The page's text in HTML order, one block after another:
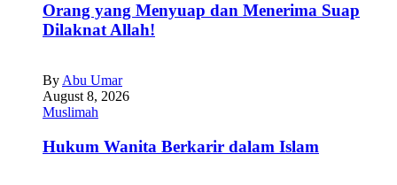
Orang yang Menyuap dan Menerima Suap
Dilaknat Allah!
By Abu Umar
August 8, 2026
Muslimah
Hukum Wanita Berkarir dalam Islam